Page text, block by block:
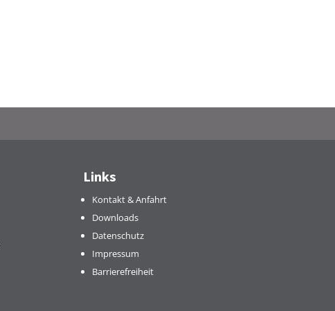
Links
Kontakt & Anfahrt
Downloads
Datenschutz
Impressum
Barrierefreiheit